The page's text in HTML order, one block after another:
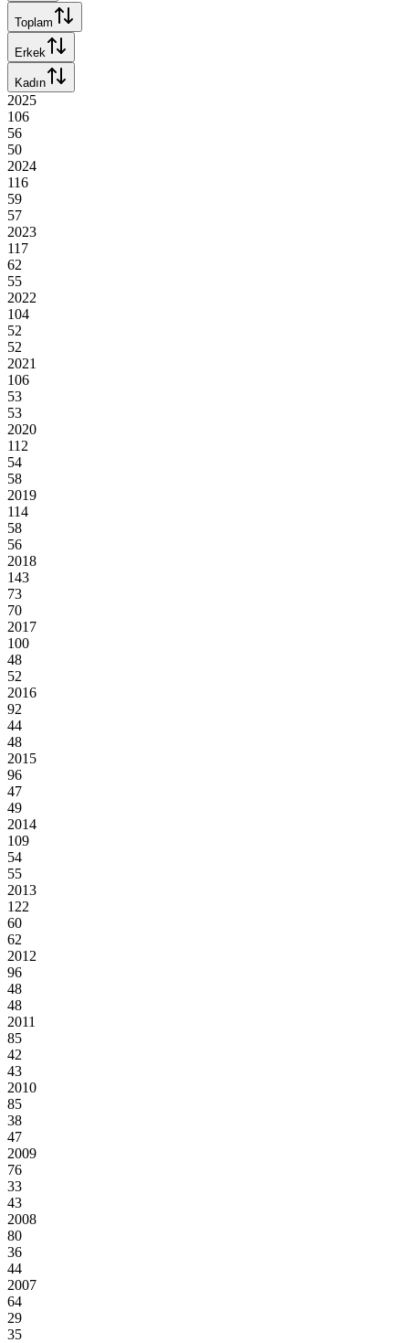
Toplam
Erkek
Kadın
2025
106
56
50
2024
116
59
57
2023
117
62
55
2022
104
52
52
2021
106
53
53
2020
112
54
58
2019
114
58
56
2018
143
73
70
2017
100
48
52
2016
92
44
48
2015
96
47
49
2014
109
54
55
2013
122
60
62
2012
96
48
48
2011
85
42
43
2010
85
38
47
2009
76
33
43
2008
80
36
44
2007
64
29
35